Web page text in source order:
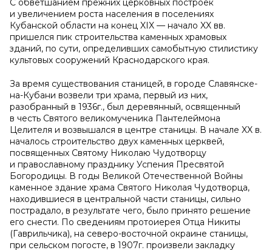
С обветшанием прежних церковных построек
и увеличением роста населения в поселениях
Кубанской области на конец XIX — начало XX вв.
пришелся пик строительства каменных храмовых
зданий, по сути, определивших самобытную стилистику
культовых сооружений Краснодарского края.
За время существования станицей, в городе Славянске-
на-Кубани возвели три храма, первый из них,
разобранный в 1936г., был деревянный, освященный
в честь Святого великомученика Пантелеймона
Целителя и возвышался в центре станицы. В начале XX в.
началось строительство двух каменных церквей,
посвященных Святому Николаю Чудотворцу
и православному празднику Успения Пресвятой
Богородицы. В годы Великой Отечественной Войны
каменное здание храма Святого Николая Чудотворца,
находившиеся в центральной части станицы, сильно
пострадало, в результате чего, было принято решение
его снести. По сведениям протоиерея Отца Никиты
(Гаврильчика), на северо-восточной окраине станицы,
при сельском погосте, в 1907г. произвели закладку